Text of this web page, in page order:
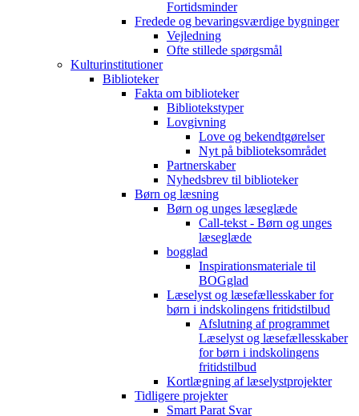
Fortidsminder
Fredede og bevaringsværdige bygninger
Vejledning
Ofte stillede spørgsmål
Kulturinstitutioner
Biblioteker
Fakta om biblioteker
Bibliotekstyper
Lovgivning
Love og bekendtgørelser
Nyt på biblioteksområdet
Partnerskaber
Nyhedsbrev til biblioteker
Børn og læsning
Børn og unges læseglæde
Call-tekst - Børn og unges
læseglæde
bogglad
Inspirationsmateriale til
BOGglad
Læselyst og læsefællesskaber for
børn i indskolingens fritidstilbud
Afslutning af programmet
Læselyst og læsefællesskaber
for børn i indskolingens
fritidstilbud
Kortlægning af læselystprojekter
Tidligere projekter
Smart Parat Svar